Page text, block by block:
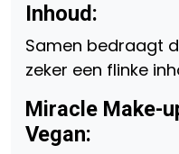
Inhoud:
Samen bedraagt
zeker een flinke
Miracle Make-
Vegan: